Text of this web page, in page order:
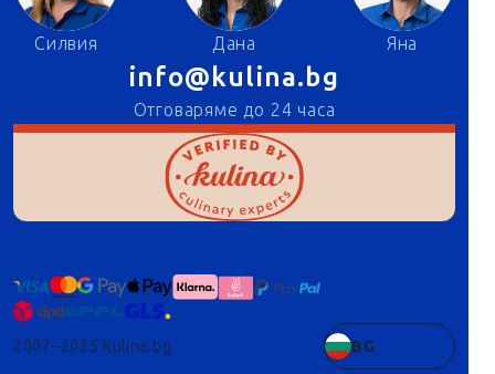
Силвия Дана Яна
info@kulina.bg
Отговаряме до 24 часа
2007–2025 Kulina.bg BG